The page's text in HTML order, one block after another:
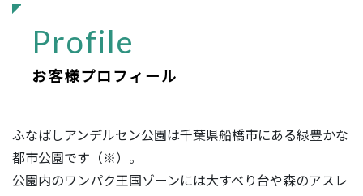
Profile
ふなばしアンデルセン公園は千葉県船橋市にある緑豊かな
都市公園です（※）。
公園内のワンパク王国ゾーンには大すべり台や森のアスレ